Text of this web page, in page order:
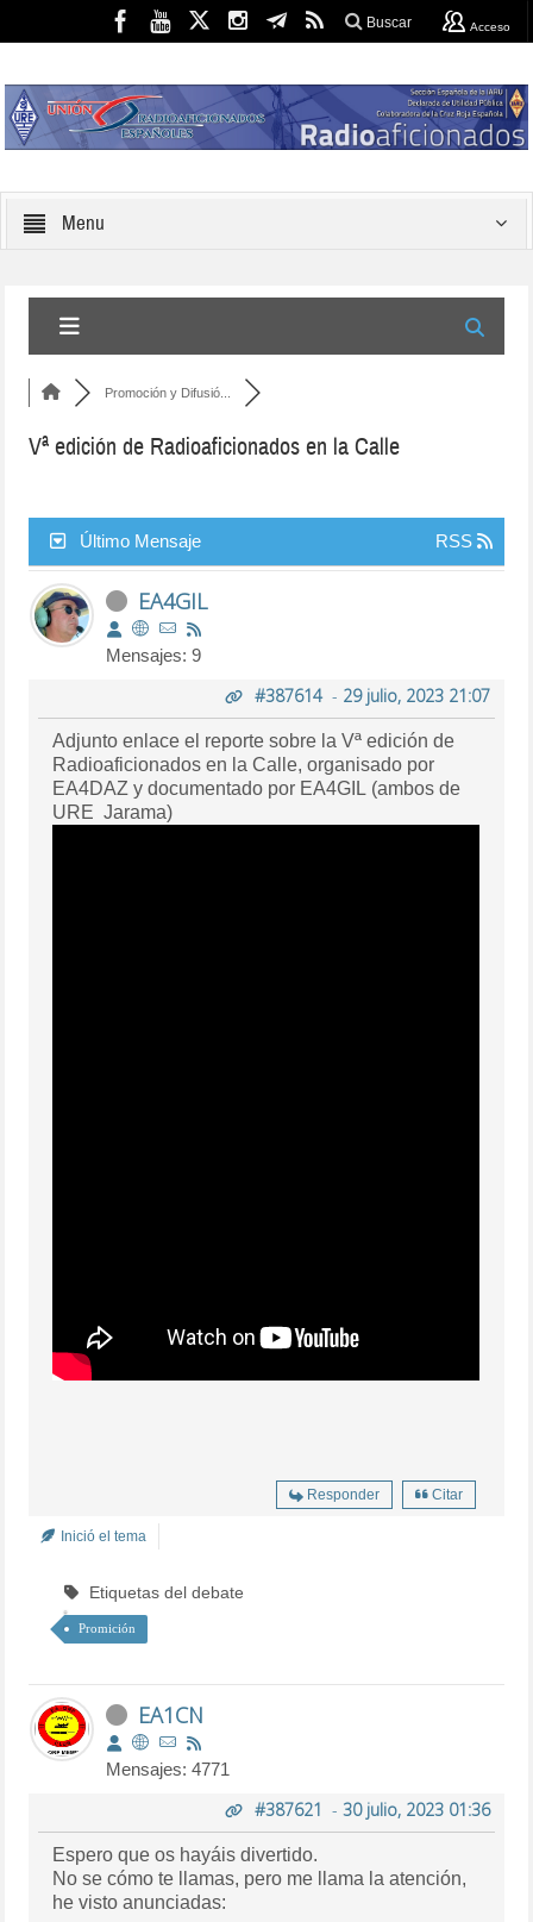
Buscar Acceso
Menu
Promoción y Difusió...
Vª edición de Radioaficionados en la Calle
Último Mensaje RSS
EA4GIL
Mensajes: 9
#387614- 29 julio, 2023 21:07
Adjunto enlace el reporte sobre la Vª edición de
Radioaficionados en la Calle, organisado por
EA4DAZ y documentado por EA4GIL (ambos de
URE Jarama)
Responder Citar
Inició el tema
Etiquetas del debate
Promición
EA1CN
Mensajes: 4771
#387621 - 30 julio, 2023 01:36
Espero que os hayáis divertido.
No se cómo te llamas, pero me llama la atención,
he visto anunciadas: